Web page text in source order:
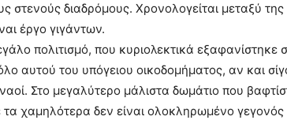
διαδρόμους. Χρονολογείται μεταξύ της
έργο γιγάντων.
πολιτισμό, που κυριολεκτικά εξαφανίστηκε
αυτού του υπόγειου οικοδομήματος, αν και
Στο μεγαλύτερο μάλιστα δωμάτιο που
χαμηλότερα δεν είναι ολοκληρωμένο γεγονός